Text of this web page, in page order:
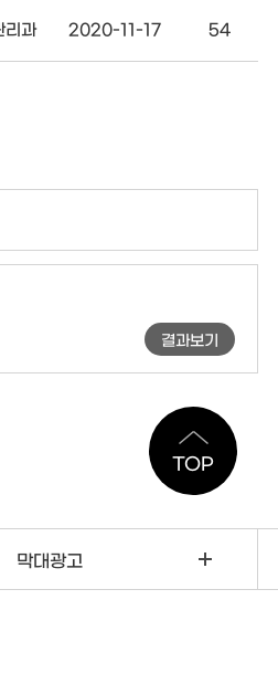
리과 2020-11-17 54
결과보기
TOP
막대광고